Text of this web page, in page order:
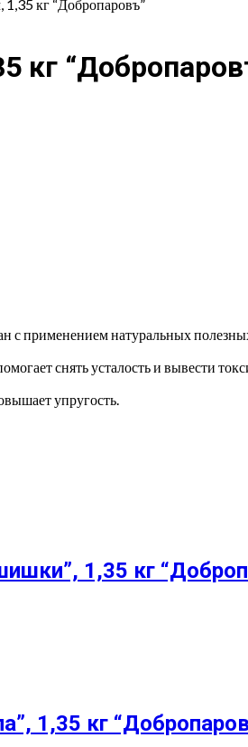
кг “Добропаровъ”
кг
с применением натуральных
снять усталость и вывести
упругость.
1,35 кг
1,35 кг